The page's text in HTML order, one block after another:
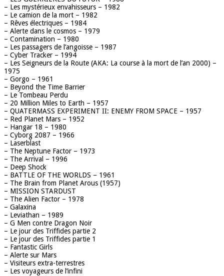
– Les mystérieux envahisseurs – 1982
– Le camion de la mort – 1982
– Rêves électriques – 1984
– Alerte dans le cosmos – 1979
– Contamination – 1980
– Les passagers de l’angoisse – 1987
– Cyber Tracker – 1994
– Les Seigneurs de la Route (AKA: La course à la mort de l’an 2000) –
1975
– Gorgo – 1961
– Beyond the Time Barrier
– Le Tombeau Perdu
– 20 Million Miles to Earth – 1957
– QUATERMASS EXPERIMENT II: ENEMY FROM SPACE – 1957
– Red Planet Mars – 1952
– Hangar 18 – 1980
– Cyborg 2087 – 1966
– Laserblast
– The Neptune Factor – 1973
– The Arrival – 1996
– Deep Shock
– BATTLE OF THE WORLDS – 1961
– The Brain from Planet Arous (1957)
– MISSION STARDUST
– The Alien Factor – 1978
– Galaxina
– Leviathan – 1989
– G Men contre Dragon Noir
– Le jour des Triffides partie 2
– Le jour des Triffides partie 1
– Fantastic Girls
– Alerte sur Mars
– Visiteurs extra-terrestres
– Les voyageurs de l’infini